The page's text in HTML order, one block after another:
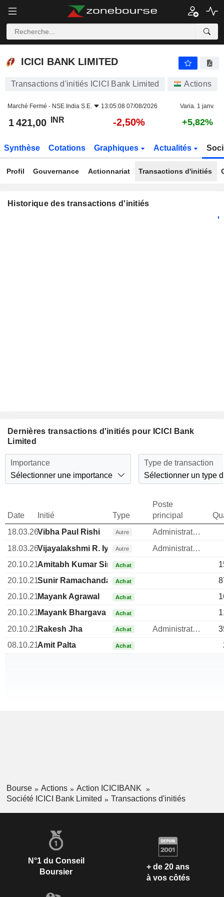
ICICI BANK LIMITED
ICICI BANK LIMITED
Transactions d'initiés ICICI Bank Limited Actions
Marché Fermé - NSE India S.E. 13:05:08 07/08/2026 Varia. 1 janv.
1 421,00 INR -2,50% +5,82%
Synthèse Cotations Graphiques Actualités
Profil Gouvernance Actionnariat Transactions d'initiés
Historique des transactions d'initiés
Dernières transactions d'initiés pour ICICI Bank
Limited
Importance
Sélectionner une importance
Type de transaction
Sélectionner un type
Date Initié Type
Poste
principal
18.03.26Vibha Paul Rishi Autre
Administrateur
18.03.26Vijayalakshmi R. IyerAutre
Administrateur
20.10.21Amitabh Kumar SinghAchat
20.10.21Sunir RamachandaniAchat
20.10.21Mayank Agrawal Achat
20.10.21Mayank Bhargava Achat
20.10.21Rakesh Jha Achat Administrateur
08.10.21Amit Palta Achat
Bourse Actions
Action ICICIBANK
Société ICICI Bank Limited
Transactions d'initiés
N°1 du Conseil
Boursier
+ de 20 ans
à vos côtés